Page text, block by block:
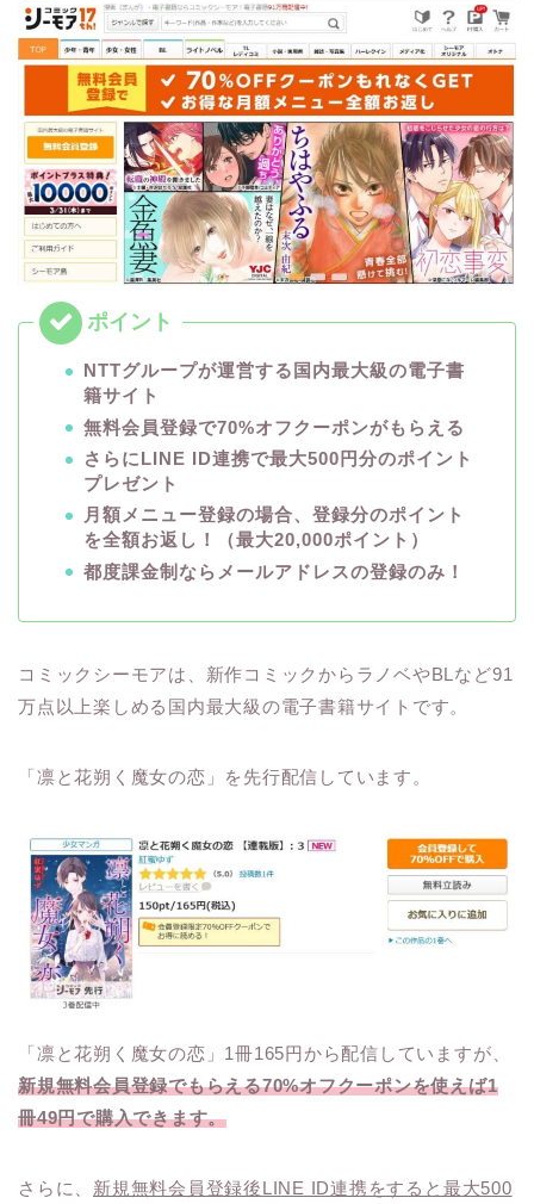
NTTグループが運営する国内最大級の電子書
籍サイト
無料会員登録で70%オフクーポンがもらえる
さらにLINE ID連携で最大500円分のポイント
プレゼント
月額メニュー登録の場合、登録分のポイント
を全額お返し！（最大20,000ポイント）
都度課金制ならメールアドレスの登録のみ！
コミックシーモアは、新作コミックからラノベやBLなど91
万点以上楽しめる国内最大級の電子書籍サイトです。
「凛と花朔く魔女の恋」を先行配信しています。
「凛と花朔く魔女の恋」1冊165円から配信していますが、
新規無料会員登録でもらえる70%オフクーポンを使えば1
冊49円で購入できます。
さらに、 新規無料会員登録後LINE ID連携をすると最大500